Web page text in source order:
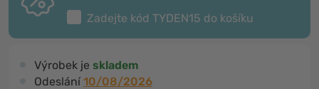
Zadejte kód TYDEN15 do košíku
Výrobek je skladem
Odeslání10/08/2026